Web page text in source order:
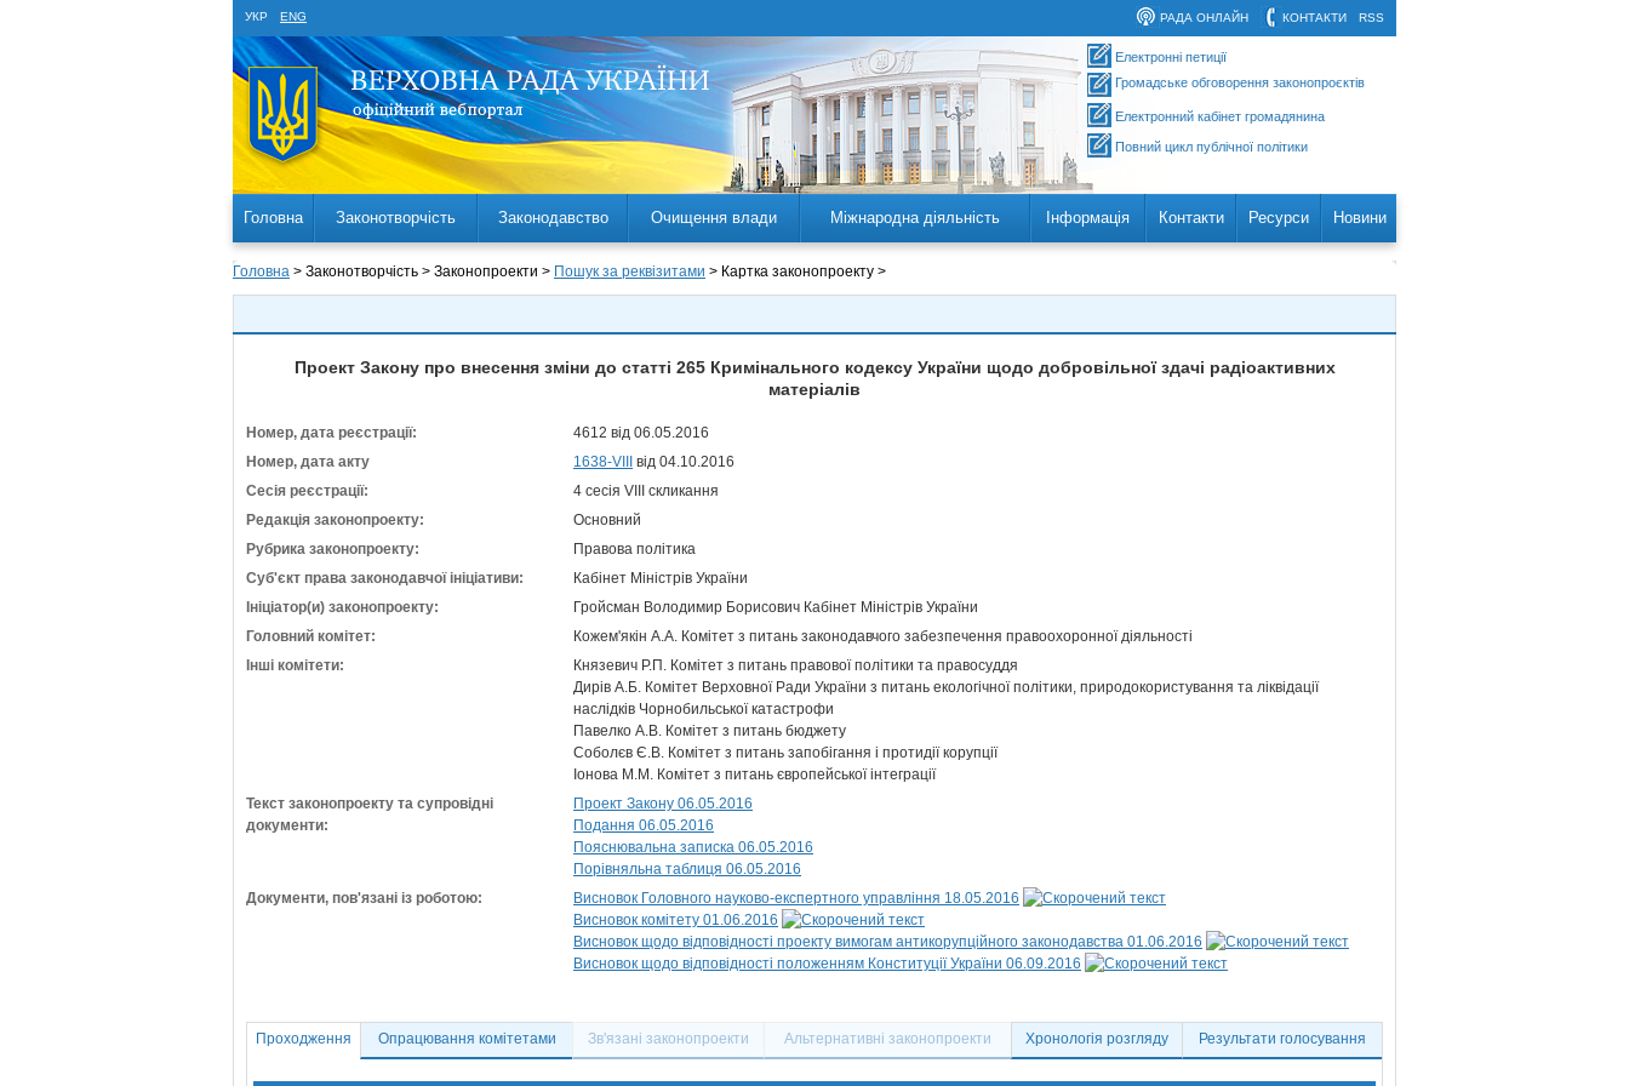
УКР ENG RSS
КОНТАКТИ
РАДА ОНЛАЙН
Електронні петиції
Громадське обговорення законопроєктів
Електронний кабінет громадянина
Повний цикл публічної політики
Головна Законотворчість Законодавство Очищення влади Міжнародна діяльність Інформація Контакти Ресурси Новини
Головна > Законотворчість > Законопроекти > Пошук за реквізитами > Картка законопроекту >
Проект Закону про внесення зміни до статті 265 Кримінального кодексу України щодо добровільної здачі радіоактивних
матеріалів
Номер, дата реєстрації:
4612 від 06.05.2016
Номер, дата акту
1638-VIII
від 04.10.2016
Сесія реєстрації:
4 сесія VIII скликання
Редакція законопроекту:
Основний
Рубрика законопроекту:
Правова політика
Суб'єкт права законодавчої ініціативи:
Кабінет Міністрів України
Ініціатор(и) законопроекту:
Гройсман Володимир Борисович Кабінет Міністрів України
Головний комітет:
Кожем'якін А.А. Комітет з питань законодавчого забезпечення правоохоронної діяльності
Інші комітети:
Князевич Р.П. Комітет з питань правової політики та правосуддя
Дирів А.Б. Комітет Верховної Ради України з питань екологічної політики, природокористування та ліквідації
наслідків Чорнобильської катастрофи
Павелко А.В. Комітет з питань бюджету
Соболєв Є.В. Комітет з питань запобігання і протидії корупції
Іонова М.М. Комітет з питань європейської інтеграції
Текст законопроекту та супровідні
документи:
Проект Закону 06.05.2016
Подання 06.05.2016
Пояснювальна записка 06.05.2016
Порівняльна таблиця 06.05.2016
Документи, пов'язані із роботою:
Висновок Головного науково-експертного управління 18.05.2016
Висновок комітету 01.06.2016
Висновок щодо відповідності проекту вимогам антикорупційного законодавства 01.06.2016
Висновок щодо відповідності положенням Конституції України 06.09.2016
Проходження Опрацювання комітетами Зв'язані законопроекти Альтернативні законопроекти Хронологія розгляду Результати голосування